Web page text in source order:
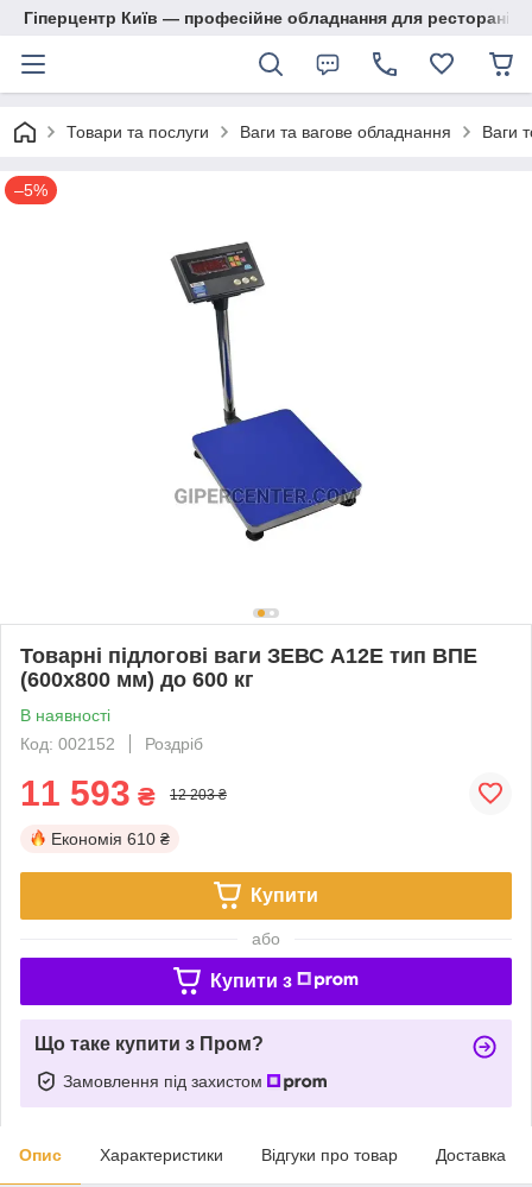
Гіперцентр Київ — професійне обладнання для ресторанів,
Товари та послуги Ваги та вагове обладнання Ваги
–5%
Товарні підлогові ваги ЗЕВС А12Е тип ВПЕ
(600х800 мм) до 600 кг
В наявності
Код: 002152
Роздріб
11 593 ₴ 12 203 ₴
Економія 610 ₴
Купити
або
Купити з
Що таке купити з Пром?
Замовлення під захистом
Опис Характеристики Відгуки про товар Доставка